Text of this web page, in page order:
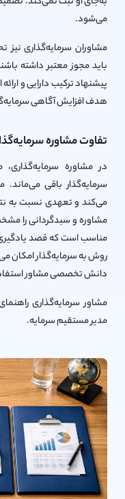
می‌شود.
مشاوران سرمایه‌گذاری
باید مجوز معتبر داشته
پیشنهاد ترکیب دارایی و
هدف افزایش آگاهی
تفاوت مشاوره
در مشاوره
سرمایه‌گذار باقی
می‌کند و تعهدی نسبت به
مشاوره و سبدگردانی را
مناسب است که قصد
روش به سرمایه‌گذار امکان
دانش تخصصی مشاور
مشاور سرمایه‌گذاری
مدیر مستقیم سرمایه.